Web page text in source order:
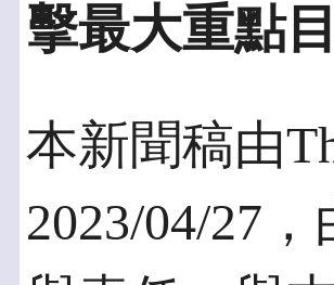
擊最大重點
本新聞稿由
2023/04/27